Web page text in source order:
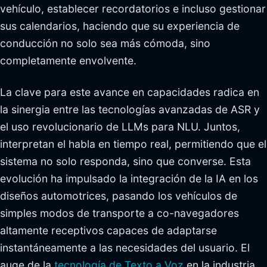
vehículo, establecer recordatorios e incluso gestionar
sus calendarios, haciendo que su experiencia de
conducción no solo sea más cómoda, sino
completamente envolvente.
La clave para este avance en capacidades radica en
la sinergia entre las tecnologías avanzadas de ASR y
el uso revolucionario de LLMs para NLU. Juntos,
interpretan el habla en tiempo real, permitiendo que el
sistema no solo responda, sino que converse. Esta
evolución ha impulsado la integración de la IA en los
diseños automotrices, pasando los vehículos de
simples modos de transporte a co-navegadores
altamente receptivos capaces de adaptarse
instantáneamente a las necesidades del usuario. El